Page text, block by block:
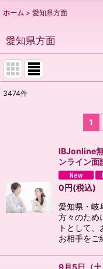
ホーム > 愛知県方面
愛知県方面
3474件
1
IBJonline
ンライン面
0円(税込)
愛知県・岐
方々のため
トとして
お相手をご
9月5日（